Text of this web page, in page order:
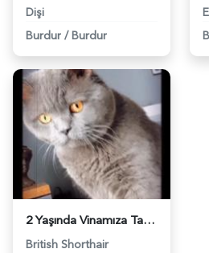
Dişi
Burdur / Burdur
2 Yaşında Vinamıza Tatlı mı Tatlı Bir Eş Arıyoruz - 9644
British Shorthair